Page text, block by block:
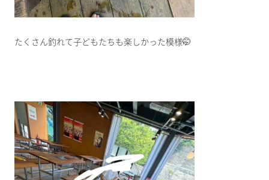
たくさん釣れて子どもたちも楽しかった模様🤭